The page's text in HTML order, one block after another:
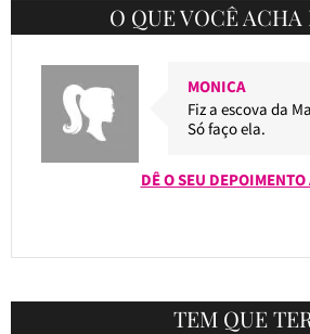
O QUE VOCÊ ACHA
MONICA
Fiz a escova da
Só faço ela.
DÊ O SEU
TEM QUE TER